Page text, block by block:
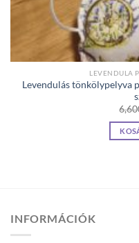
LEVENDULA
Levendulás tönkölypelyva
INFORMÁCIÓK